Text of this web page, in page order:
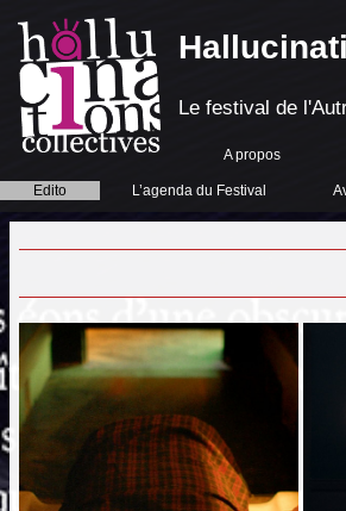
Le festival de
A propos
Edito L’agenda du Festival